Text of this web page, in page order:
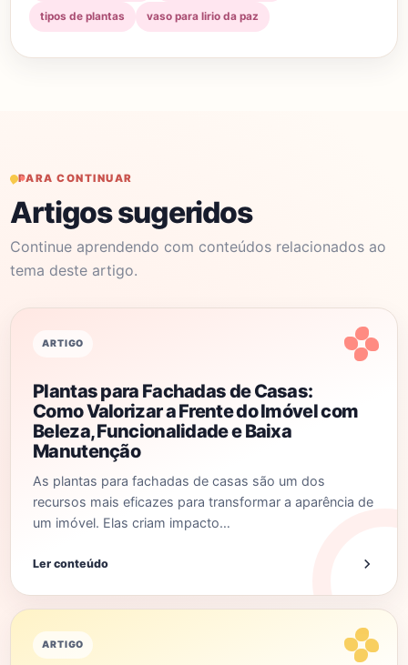
tipos de plantas vaso para lirio da paz
PARA CONTINUAR
Artigos sugeridos
Continue aprendendo com conteúdos relacionados ao
tema deste artigo.
ARTIGO
Plantas para Fachadas de Casas:
Como Valorizar a Frente do Imóvel com
Beleza, Funcionalidade e Baixa
Manutenção
As plantas para fachadas de casas são um dos
recursos mais eficazes para transformar a aparência de
um imóvel. Elas criam impacto…
Ler conteúdo
ARTIGO